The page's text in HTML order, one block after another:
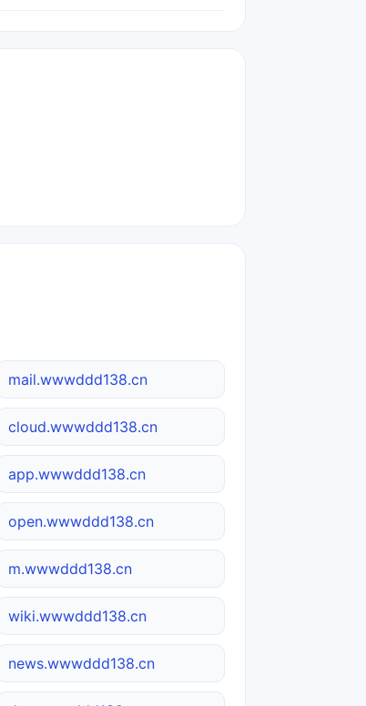
mail.wwwddd138.cn
cloud.wwwddd138.cn
app.wwwddd138.cn
open.wwwddd138.cn
m.wwwddd138.cn
wiki.wwwddd138.cn
news.wwwddd138.cn